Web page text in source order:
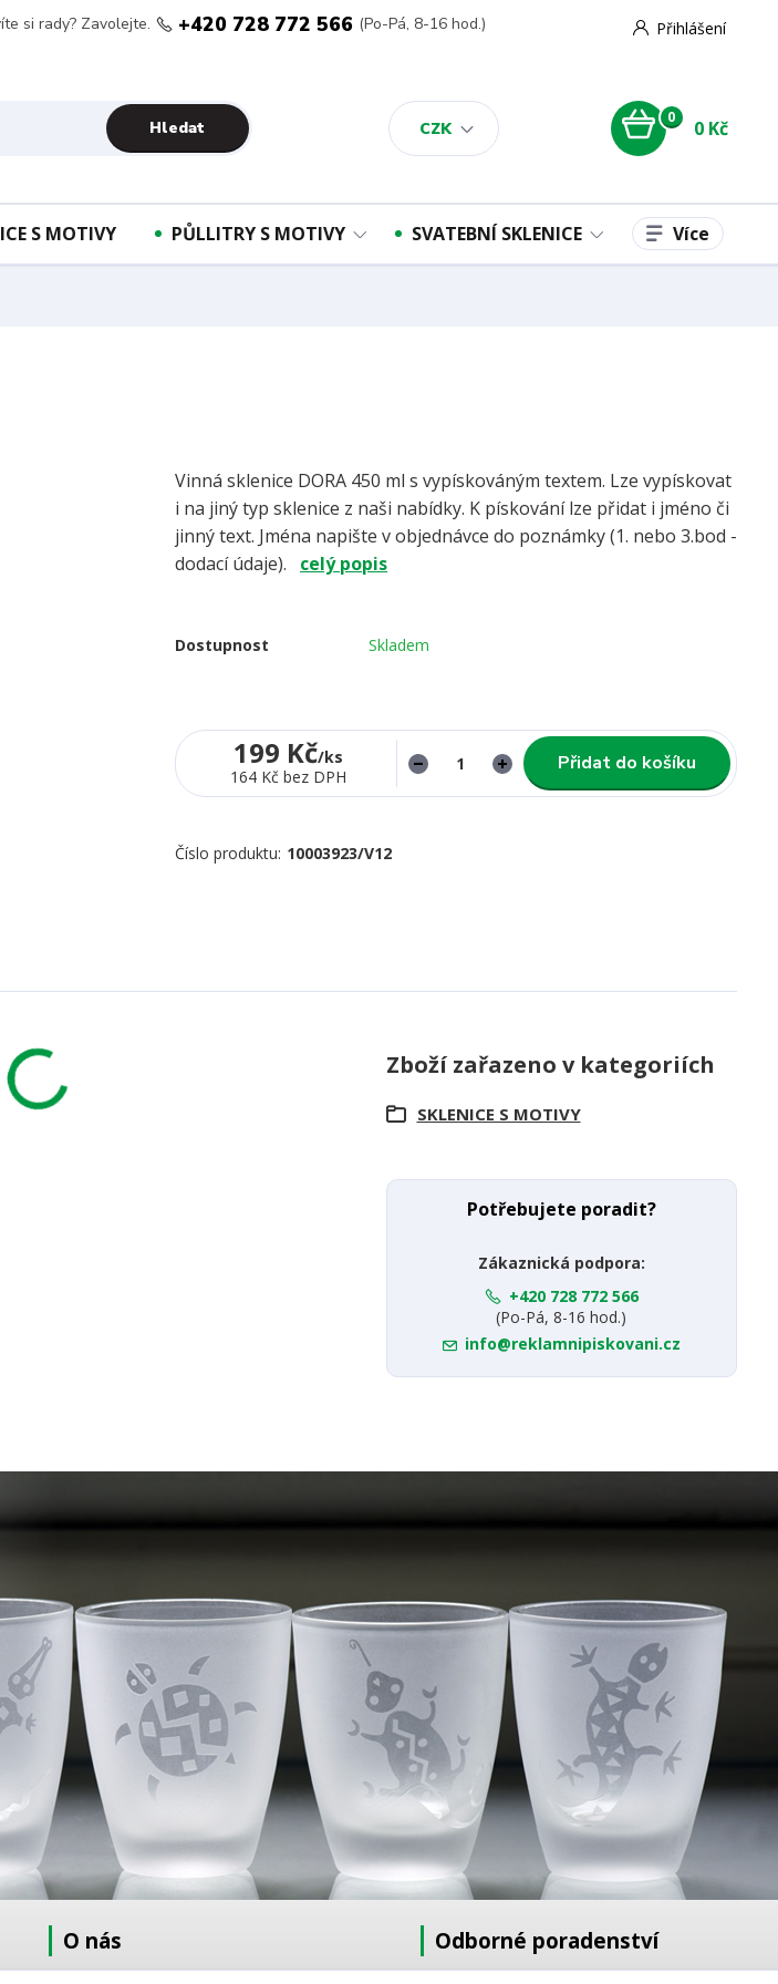
CZK
Přihlášení
Hledat
si rady? Zavolejte. +420 728 772 566 (Po-Pá, 8-16 hod.)
0 0 Kč
S MOTIVY PŮLLITRY S MOTIVY SVATEBNÍ SKLENICE Více
Vinná sklenice DORA 450 ml s vypískováným textem. Lze vypískovat
i na jiný typ sklenice z naši nabídky. K pískování lze přidat i jméno či
jinný text. Jména napište v objednávce do poznámky (1. nebo 3.bod -
dodací údaje). celý popis
Dostupnost Skladem
199 Kč/ks
164 Kč bez DPH
Přidat do košíku
Číslo produktu: 10003923/V12
Zboží zařazeno v kategoriích
SKLENICE S MOTIVY
Potřebujete poradit?
Zákaznická podpora:
+420 728 772 566
(Po-Pá, 8-16 hod.)
info@reklamnipiskovani.cz
O nás Odborné poradenství